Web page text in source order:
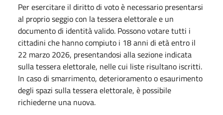
Per esercitare il diritto di voto è necessario presentarsi
al proprio seggio con la tessera elettorale e un
documento di identità valido. Possono votare tutti i
cittadini che hanno compiuto i 18 anni di età entro il
22 marzo 2026, presentandosi alla sezione indicata
sulla tessera elettorale, nelle cui liste risultano iscritti.
In caso di smarrimento, deterioramento o esaurimento
degli spazi sulla tessera elettorale, è possibile
richiederne una nuova.